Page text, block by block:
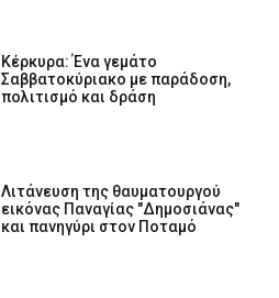
Κέρκυρα: Ένα γεμάτο
Σαββατοκύριακο με παράδοση,
πολιτισμό και δράση
Λιτάνευση της θαυματουργού
εικόνας Παναγίας "Δημοσιάνας"
και πανηγύρι στον Ποταμό